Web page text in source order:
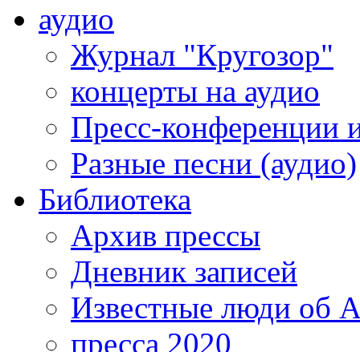
аудио
Журнал "Кругозор"
концерты на аудио
Пресс-конференции
Разные песни (аудио)
Библиотека
Архив прессы
Дневник записей
Известные люди об
пресса 2020